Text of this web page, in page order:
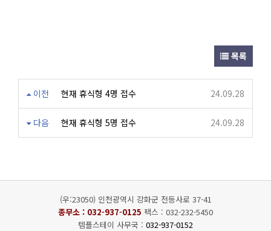
목록
이전 현재 휴식형 4명 접수 24.09.28
다음 현재 휴식형 5명 접수 24.09.28
(우:23050) 인천광역시 강화군 전등사로 37-41
종무소 : 032-937-0125 팩스 : 032-232-5450
템플스테이 사무국 : 032-937-0152